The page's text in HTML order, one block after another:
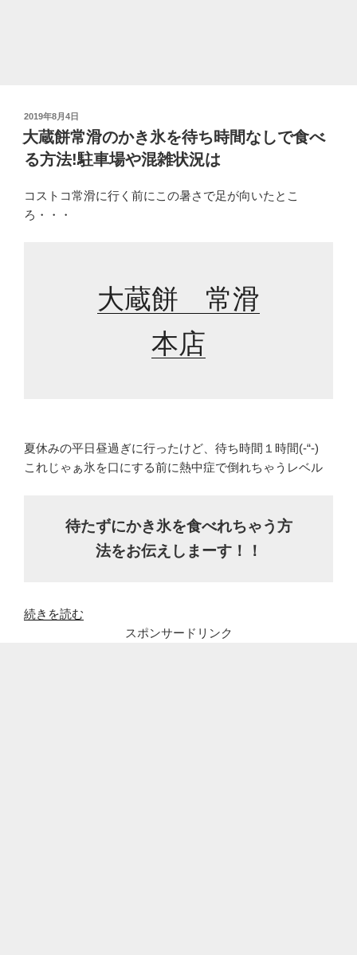
投
稿
日:
2019年8月4日
大蔵餅常滑のかき氷を待ち時間なしで食べ
る方法!駐車場や混雑状況は
コストコ常滑に行く前にこの暑さで足が向いたとこ
ろ・・・
大蔵餅 常滑
本店
夏休みの平日昼過ぎに行ったけど、待ち時間１時間(-“-)
これじゃぁ氷を口にする前に熱中症で倒れちゃうレベル
待たずにかき氷を食べれちゃう方
法をお伝えしまーす！！
“大
続きを読む
スポンサードリンク